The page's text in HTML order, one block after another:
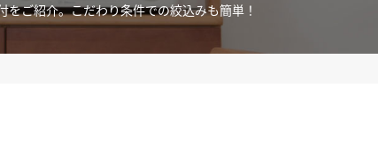
ご紹介。こだわり条件での絞込みも簡単！